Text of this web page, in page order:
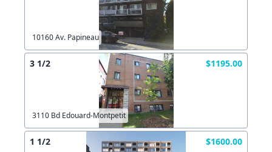
10160 Av. Papineau
3 1/2 $1195.00
3110 Bd Edouard-Montpetit
1 1/2 $1600.00